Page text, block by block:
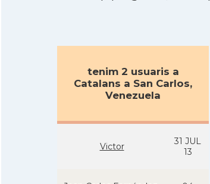
tenim 2 usuaris a
Catalans a San Carlos,
Venezuela
Victor
31 JUL
13